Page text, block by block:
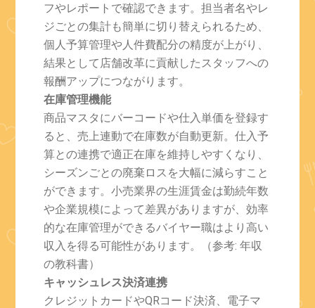
フやレポートで確認できます。担当者名やレ
ジごとの集計も簡単に切り替えられるため、
個人予算管理や人件費配分の精度が上がり、
結果として店舗改革に貢献したスタッフへの
報酬アップにつながります。
在庫管理機能
商品マスタにバーコードや仕入単価を登録す
ると、売上連動で在庫数が自動更新。仕入予
算との連携で適正在庫を維持しやすくなり、
シーズンごとの廃棄ロスを大幅に減らすこと
ができます。小売業界の生涯賃金は勤続年数
や企業規模によって差異がありますが、効率
的な在庫管理ができるバイヤー職はより高い
収入を得る可能性があります。（参考: 年収
の教科書）
キャッシュレス決済連携
クレジットカードやQRコード決済、電子マ